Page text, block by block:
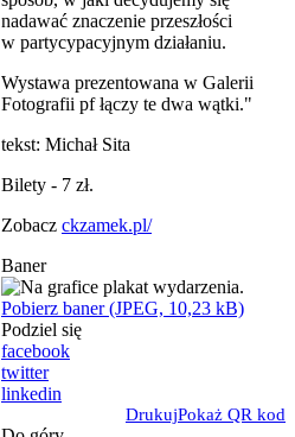
nadawać znaczenie przeszłości
w partycypacyjnym działaniu.
Wystawa prezentowana w Galerii
Fotografii pf łączy te dwa wątki."
tekst: Michał Sita
Bilety - 7 zł.
Zobacz ckzamek.pl/
Baner
Pobierz baner (JPEG, 10,23 kB)
Podziel się
facebook
twitter
linkedin
DrukujPokaż QR kod